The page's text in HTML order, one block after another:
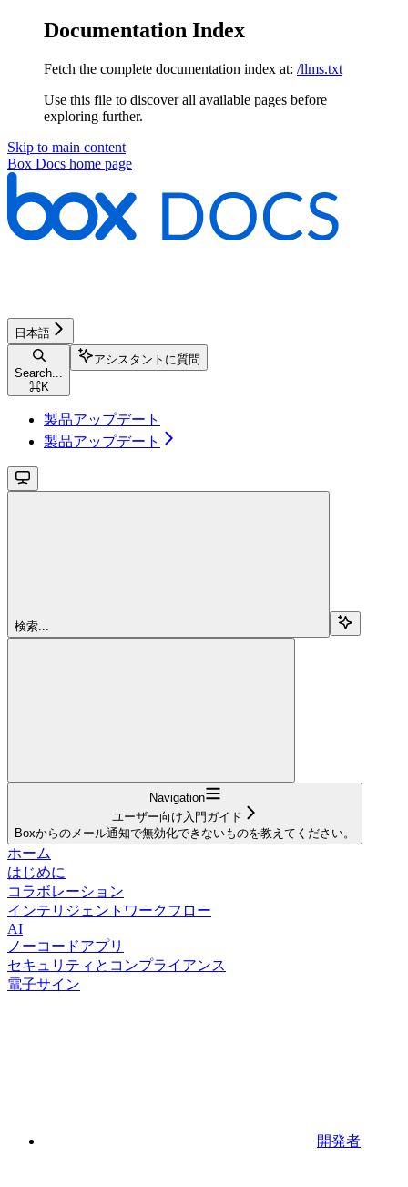
Documentation Index
Fetch the complete documentation index at: /llms.txt
Use this file to discover all available pages before
exploring further.
Skip to main content
Box Docs home page
日本語
Search...
⌘K
アシスタントに質問
製品アップデート
製品アップデート
検索...
Navigation
ユーザー向け入門ガイド
Boxからのメール通知で無効化できないものを教えてください。
ホーム
はじめに
コラボレーション
インテリジェントワークフロー
AI
ノーコードアプリ
セキュリティとコンプライアンス
電子サイン
開発者